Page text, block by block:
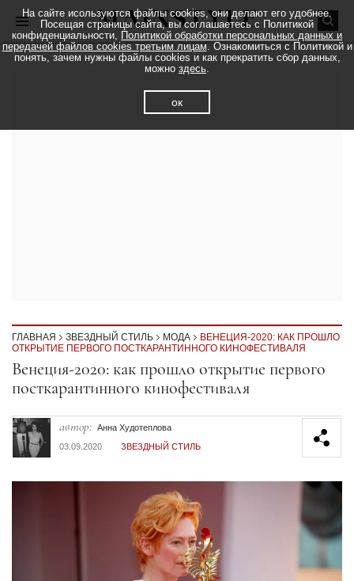
ГЛАВНАЯ ЗВЕЗДНЫЙ СТИЛЬ МОДА
ВЕНЕЦИЯ-2020: КАК ПРОШЛО
ОТКРЫТИЕ ПЕРВОГО ПОСТКАРАНТИННОГО КИНОФЕСТИВАЛЯ
Секция статей
Венеция-2020: как прошло открытие первого
посткарантинного кинофестиваля
автор: Анна Худотеплова
03.09.2020
ЗВЕЗДНЫЙ СТИЛЬ
На сайте исользуются файлы cookies, они делают его удобнее.
Посещая страницы сайта, вы соглашаетесь с Политикой
конфиденциальности, Политикой обработки персональных данных и
передачей файлов cookies третьим лицам. Ознакомиться с Политикой и
понять, зачем нужны файлы cookies и как прекратить сбор данных,
можно здесь.
ок